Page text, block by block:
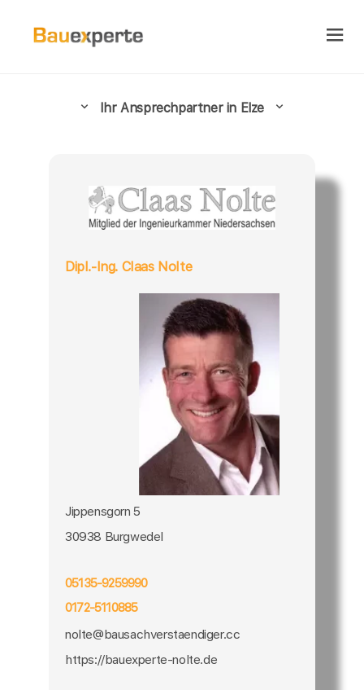
Ihr Ansprechpartner in Elze
Dipl.-Ing. Claas Nolte
Jippensgorn 5
30938 Burgwedel
05135-9259990
0172-5110885
nolte@bausachverstaendiger.cc
https://bauexperte-nolte.de